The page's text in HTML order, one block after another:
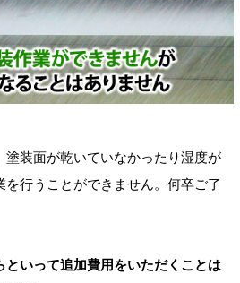
装面が乾いていなかったり湿度が
行うことができません。何卒ご了
といって追加費用をいただくことは